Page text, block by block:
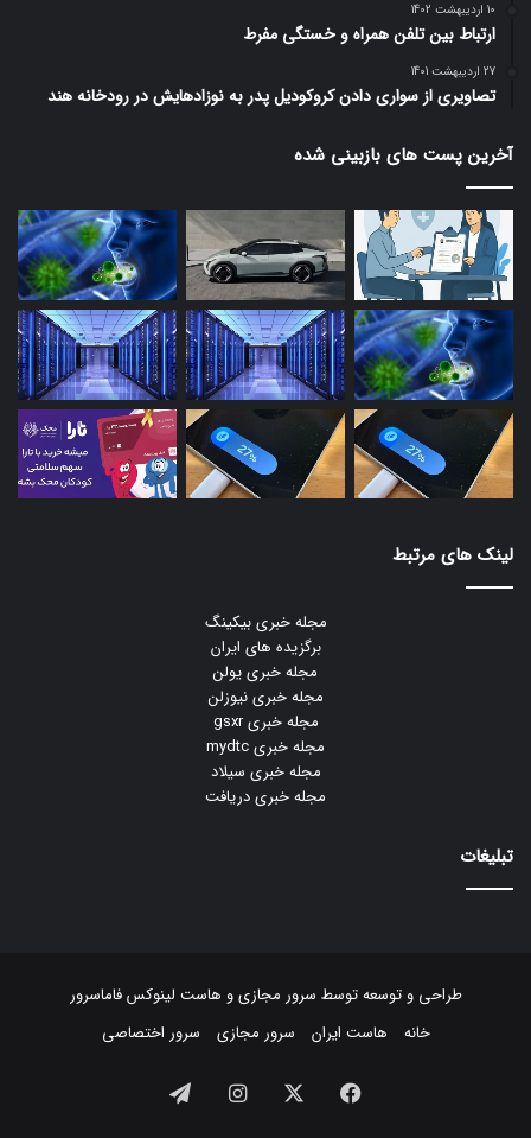
10 اردیبهشت 1402
ارتباط بین تلفن همراه و خستگی مفرط
27 اردیبهشت 1401
تصاویری از سواری دادن کروکودیل پدر به نوزادهایش در رودخانه هند
آخرین پست های بازبینی شده
لینک های مرتبط
مجله خبری بیکینگ
برگزیده های ایران
مجله خبری یولن
مجله خبری نیوزلن
مجله خبری gsxr
مجله خبری mydtc
مجله خبری سیلاد
مجله خبری دریافت
تبلیغات
طراحی و توسعه توسط سرور مجازیو هاست لینوکسفاماسرور
خانه
هاست ایران سرور مجازی سرور اختصاصی
فیسبوک ایکس اینستاگرام